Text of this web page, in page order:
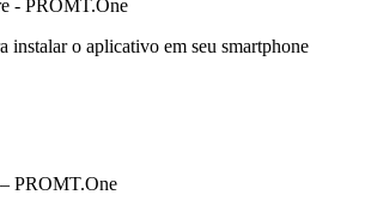
o aplicativo em seu smartphone